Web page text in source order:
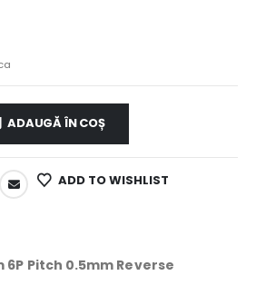
ADAUGĂ ÎN COȘ
ADD TO WISHLIST
6P Pitch 0.5mm Reverse